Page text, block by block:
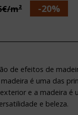
m² -20%
de efeitos de
é uma das
e a madeira é
e beleza.